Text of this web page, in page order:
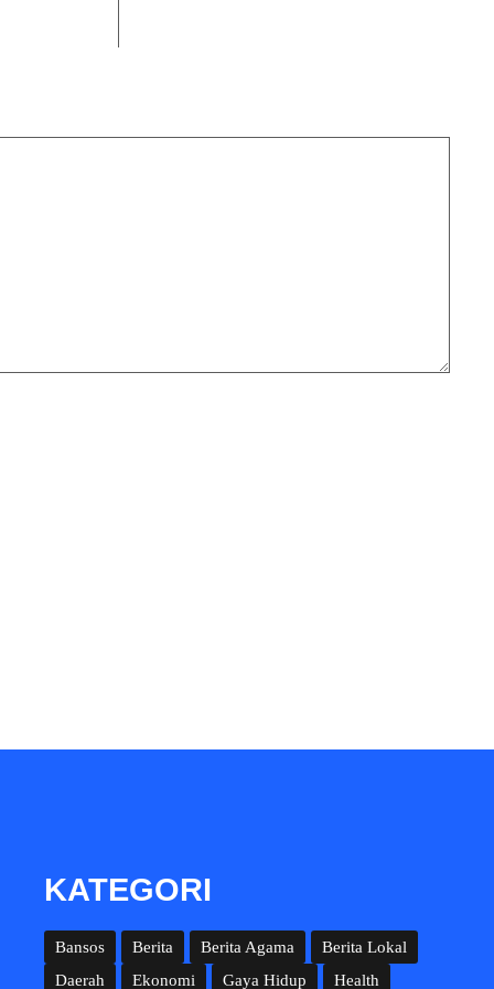
KATEGORI
Bansos Berita Berita Agama
Berita Lokal
Daerah
Ekonomi Gaya Hidup Health